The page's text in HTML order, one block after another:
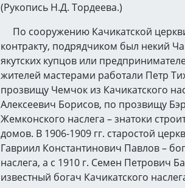
(Рукопись Н.Д. Тордеева.)
По сооружению Качикатской
контракту, подрядчиком был некий
якутских купцов или
жителей мастерами работали Петр
прозвищу Чемчок из Качикатского
Алексеевич Борисов, по прозвищу
Жемконского наслега – знатоки
домов. В 1906-1909 гг. старостой
Гавриил Константинович Павлов –
наслега, а с 1910 г. Семен Петрович
известный богач Качикатского